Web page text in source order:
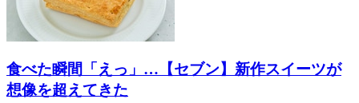
食べた瞬間「えっ」…【セブン】新作スイーツが
想像を超えてきた